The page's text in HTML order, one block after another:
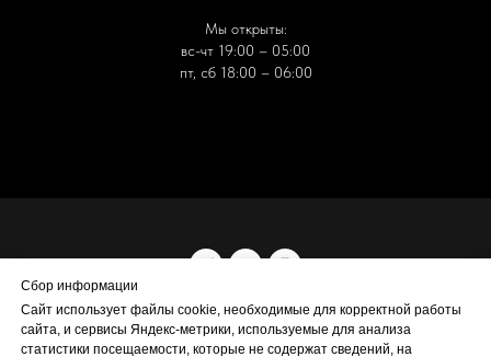
Мы открыты:
вс-чт 19:00 – 05:00
пт, сб 18:00 – 06:00
© 2023-2025 ООО "Меллоу Еллоу". ИНН 9724226584/КПП 772401001.
Копирование фото и видео материалов без ссылки на источник
запрещено. //Политика обработки персональных данных
Сбор информации
Сайт использует файлы cookie, необходимые для корректной работы
сайта, и сервисы Яндекс-метрики, используемые для анализа
статистики посещаемости, которые не содержат сведений, на